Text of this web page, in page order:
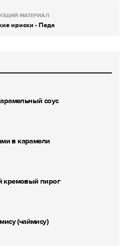
МАТЕРИАЛ
ириски - Педа
соус
в карамели
пирог
(чаймису)